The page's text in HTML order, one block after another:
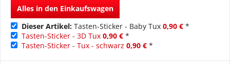
Alles in den Einkaufswagen
Dieser Artikel: Tasten-Sticker - Baby Tux 0,90 € *
Tasten-Sticker - 3D Tux 0,90 € *
Tasten-Sticker - Tux - schwarz 0,90 € *